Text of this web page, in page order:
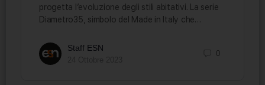
progetta l’evoluzione degli stili abitativi. La serie
Diametro35, simbolo del Made in Italy che…
Staff ESN
0